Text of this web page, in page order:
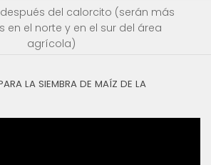
del calorcito (serán más
en el norte y en el sur del área
agrícola)
LA SIEMBRA DE MAÍZ DE LA